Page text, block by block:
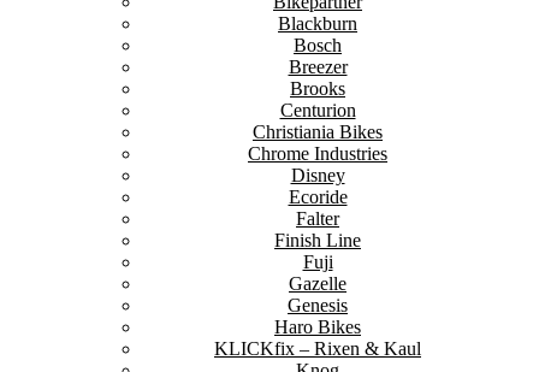
Blackburn
Bosch
Breezer
Brooks
Centurion
Christiania Bikes
Chrome Industries
Disney
Ecoride
Falter
Finish Line
Fuji
Gazelle
Genesis
Haro Bikes
KLICKfix – Rixen & Kaul